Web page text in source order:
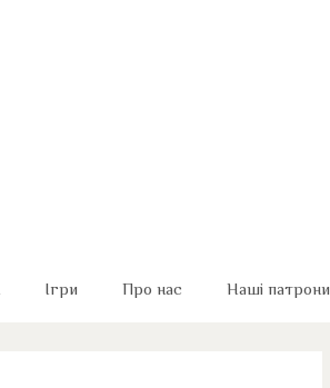
Ігри Про нас Наші патрони